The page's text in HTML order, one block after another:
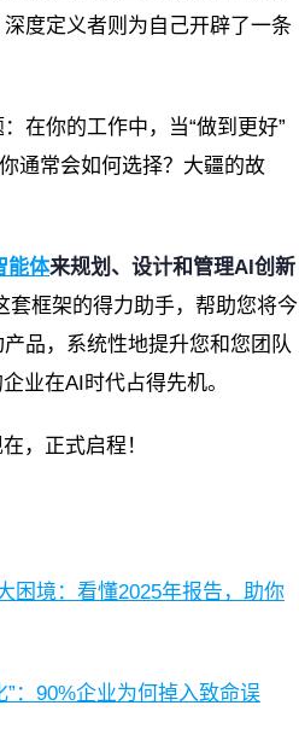
度定义者则为自己开辟了一条
在你的工作中，当“做到更好”
通常会如何选择？大疆的故
能体来规划、设计和管理AI创新
套框架的得力助手，帮助您将今
品，系统性地提升您和您团队
业在AI时代占得先机。
，正式启程！
困境：看懂2025年报告，助你
：90%企业为何掉入致命误